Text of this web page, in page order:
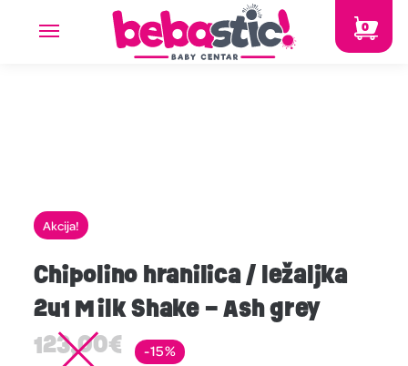
0
Akcija!
Chipolino hranilica / ležaljka
2u1 Milk Shake – Ash grey
123,00€
-15%